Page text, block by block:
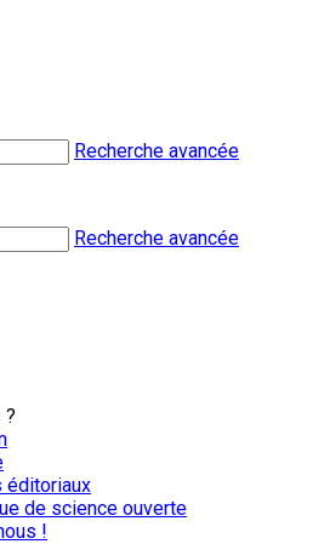
Recherche avancée
Recherche avancée
?
éditoriaux
de science ouverte
!